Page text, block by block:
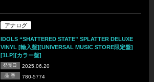
アナログ
IDOLS “SHATTERED STATE” SPLATTER DELUXE
VINYL [輸入盤][UNIVERSAL MUSIC STORE限定盤]
[1LP][カラー盤]
発売日 2025.06.20
品 番 780-5774